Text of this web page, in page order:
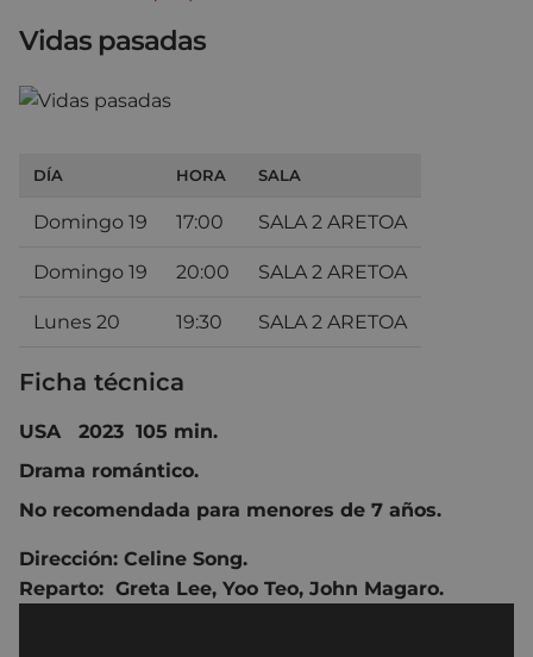
Vidas pasadas
DÍA HORA SALA
Domingo 19 17:00 SALA 2 ARETOA
Domingo 19 20:00 SALA 2 ARETOA
Lunes 20 19:30 SALA 2 ARETOA
Ficha técnica
USA 2023 105 min.
Drama romántico.
No recomendada para menores de 7 años.
Dirección: Celine Song.
Reparto: Greta Lee, Yoo Teo, John Magaro.